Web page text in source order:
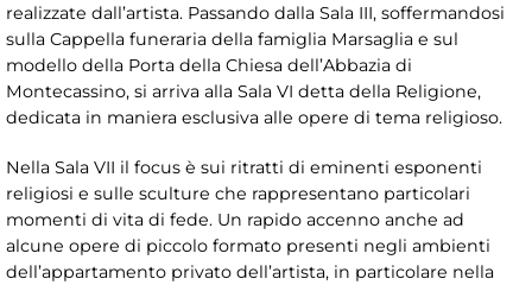
realizzate dall’artista. Passando dalla Sala III, soffermandosi
sulla Cappella funeraria della famiglia Marsaglia e sul
modello della Porta della Chiesa dell’Abbazia di
Montecassino, si arriva alla Sala VI detta della Religione,
dedicata in maniera esclusiva alle opere di tema religioso.
Nella Sala VII il focus è sui ritratti di eminenti esponenti
religiosi e sulle sculture che rappresentano particolari
momenti di vita di fede. Un rapido accenno anche ad
alcune opere di piccolo formato presenti negli ambienti
dell’appartamento privato dell’artista, in particolare nella